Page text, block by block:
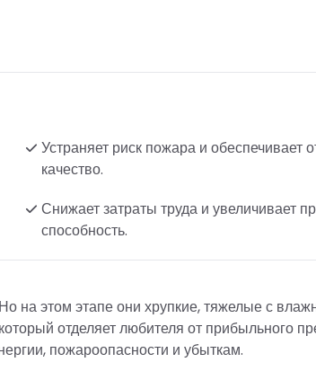
Устраняет риск пожара и обеспечивает
качество.
Снижает затраты труда и увеличивает
способность.
на этом этапе они хрупкие, тяжелые с
отделяет любителя от прибыльного
пожароопасности и убыткам.